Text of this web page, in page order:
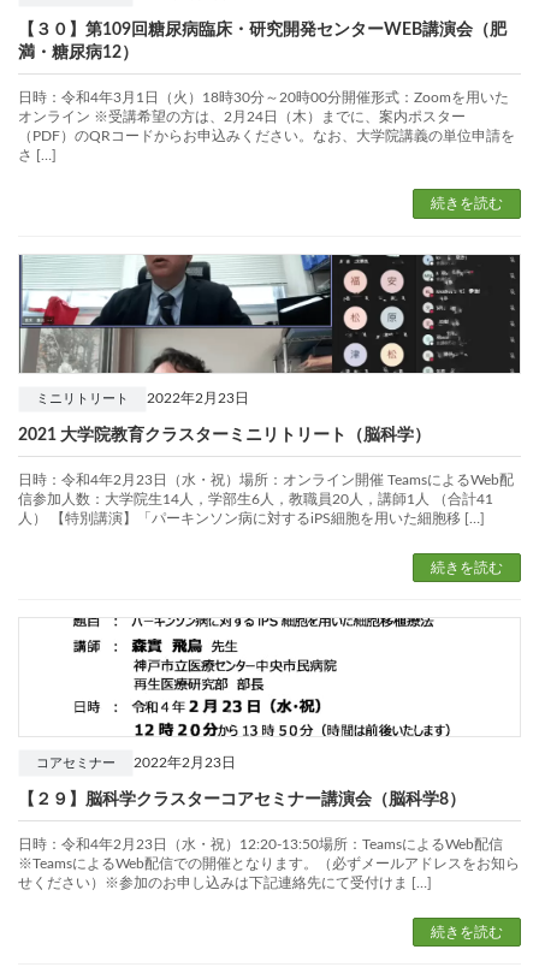
【３０】第109回糖尿病臨床・研究開発センターWEB講演会（肥
満・糖尿病12）
日時：令和4年3月1日（火）18時30分～20時00分開催形式：Zoomを用いた
オンライン ※受講希望の方は、2月24日（木）までに、案内ポスター
（PDF）のQRコードからお申込みください。なお、大学院講義の単位申請を
さ […]
続きを読む
2022年2月23日
ミニリトリート
2021 大学院教育クラスターミニリトリート（脳科学）
日時：令和4年2月23日（水・祝）場所：オンライン開催 TeamsによるWeb配
信参加人数：大学院生14人，学部生6人，教職員20人，講師1人 （合計41
人） 【特別講演】「パーキンソン病に対するiPS細胞を用いた細胞移 […]
続きを読む
2022年2月23日
コアセミナー
【２９】脳科学クラスターコアセミナー講演会（脳科学8）
日時：令和4年2月23日（水・祝）12:20-13:50場所：TeamsによるWeb配信
※TeamsによるWeb配信での開催となります。（必ずメールアドレスをお知ら
せください）※参加のお申し込みは下記連絡先にて受付けま […]
続きを読む